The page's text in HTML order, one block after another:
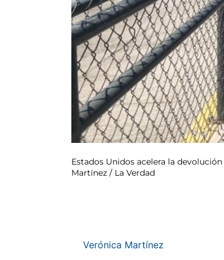
Estados Unidos acelera la
Martínez / La Verdad
Verónica Martínez